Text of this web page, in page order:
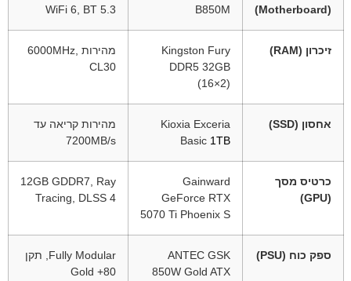
(Motherboard)
B850M
WiFi 6, BT 5.3
זיכרון (RAM)
Kingston Fury
DDR5 32GB
(16×2)
מהירות ‎6000MHz‎,
CL30
אחסון (SSD)
Kioxia Exceria
Basic 1TB
מהירות קריאה עד
‎7200MB/s‎
כרטיס מסך
(GPU)
Gainward
GeForce RTX
5070 Ti Phoenix S
‎12GB GDDR7‎, Ray
Tracing, DLSS 4
ספק כוח (PSU)
ANTEC GSK
850W Gold ATX
Fully Modular, תקן
80+ Gold